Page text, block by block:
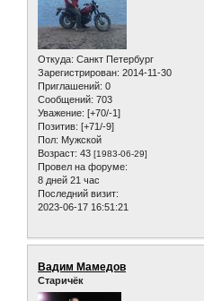
Откуда: Санкт Петербург
Зарегистрирован: 2014-11-30
Приглашений: 0
Сообщений: 703
Уважение: [+70/-1]
Позитив: [+71/-9]
Пол: Мужской
Возраст: 43 [1983-06-29]
Провел на форуме:
8 дней 21 час
Последний визит:
2023-06-17 16:51:21
Вадим Мамедов
Старичёк